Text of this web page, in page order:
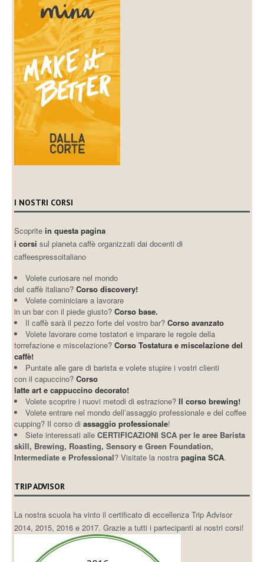
I NOSTRI CORSI
Scopritein questa pagina
i corsi sul pianeta caffè organizzati dai docenti di
caffeespressoitaliano
Volete curiosare nel mondo
del caffè italiano? Corso discovery!
Volete cominiciare a lavorare
in un bar con il piede giusto? Corso base.
Il caffè sarà il pezzo forte del vostro bar?Corso avanzato
Volete lavorare come tostatori e imparare le regole della
torrefazione e miscelazione?Corso Tostatura e miscelazione del
caffè!
Puntate alle gare di barista e volete stupire i vostri clienti
con il capuccino?Corso
latte art e cappuccino decorato!
Volete scoprire i nuovi metodi di estrazione?Il corso brewing!
Volete entrare nel mondo dell’assaggio professionale e del coffee
cupping? Il corso diassaggio professionale!
Siete interessati alleCERTIFICAZIONI SCA per le aree Barista
skill, Brewing, Roasting, Sensory e Green Foundation,
Intermediate e Professional? Visitate la nostrapagina SCA.
TRIP ADVISOR
La nostra scuola ha vinto il certificato di eccellenza Trip Advisor
2014, 2015, 2016 e 2017. Grazie a tutti i partecipanti ai nostri corsi!